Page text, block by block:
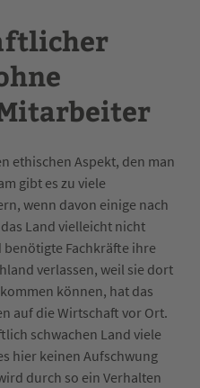
ethischen Aspekt, den man
gibt es zu viele
wenn davon einige nach
Land vielleicht nicht
Fachkräfte ihre
verlassen, weil sie dort
können, hat das
auf die Wirtschaft vor Ort.
schwachen Land viele
hier keinen Aufschwung
durch so ein Verhalten